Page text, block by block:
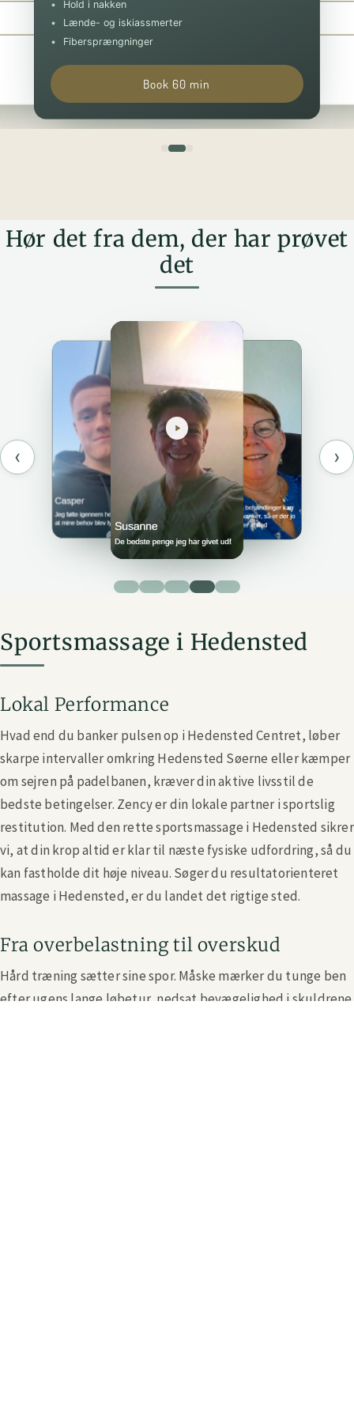
Book 30 min
Hold i nakken
Lænde- og iskiassmerter
Fibersprængninger
Book 60 min
Hør det fra dem, der har prøvet
det
‹ ›
Sportsmassage i Hedensted
Lokal Performance
Hvad end du banker pulsen op i Hedensted Centret, løber
skarpe intervaller omkring Hedensted Søerne eller kæmper
om sejren på padelbanen, kræver din aktive livsstil de
bedste betingelser. Zency er din lokale partner i sportslig
restitution. Med den rette sportsmassage i Hedensted sikrer
vi, at din krop altid er klar til næste fysiske udfordring, så du
kan fastholde dit høje niveau. Søger du resultatorienteret
massage i Hedensted, er du landet det rigtige sted.
Fra overbelastning til overskud
Hård træning sætter sine spor. Måske mærker du tunge ben
efter ugens lange løbetur, nedsat bevægelighed i skuldrene